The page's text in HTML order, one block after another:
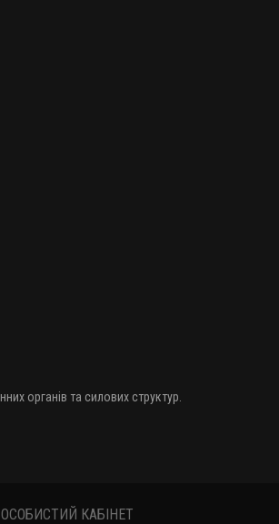
органів та силових структур.
ОСОБИСТИЙ КАБІНЕТ